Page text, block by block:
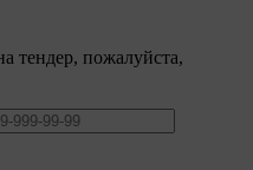
тендер, пожалуйста,